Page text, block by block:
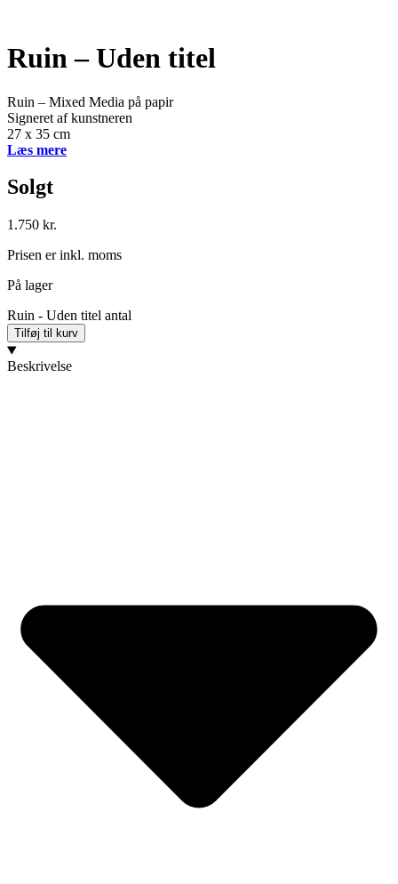
Ruin – Uden titel
Ruin – Mixed Media på papir
Signeret af kunstneren
27 x 35 cm
Læs mere
Solgt
1.750 kr.
Prisen er inkl. moms
På lager
Ruin - Uden titel antal
Tilføj til kurv
Beskrivelse